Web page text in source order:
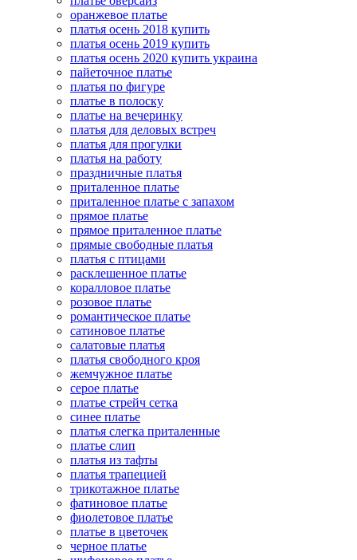
оранжевое платье
платья осень 2018 купить
платья осень 2019 купить
платья осень 2020 купить украина
пайеточное платье
платья по фигуре
платье в полоску
платье на вечеринку
платья для деловых встреч
платья для прогулки
платья на работу
праздничные платья
приталенное платье
приталенное платье с запахом
прямое платье
прямое приталенное платье
прямые свободные платья
платья с птицами
расклешенное платье
коралловое платье
розовое платье
романтическое платье
сатиновое платье
салатовые платья
платья свободного кроя
жемчужное платье
серое платье
платье стрейч сетка
синее платье
платья слегка приталенные
платье слип
платья из тафты
платья трапецией
трикотажное платье
фатиновое платье
фиолетовое платье
платье в цветочек
черное платье